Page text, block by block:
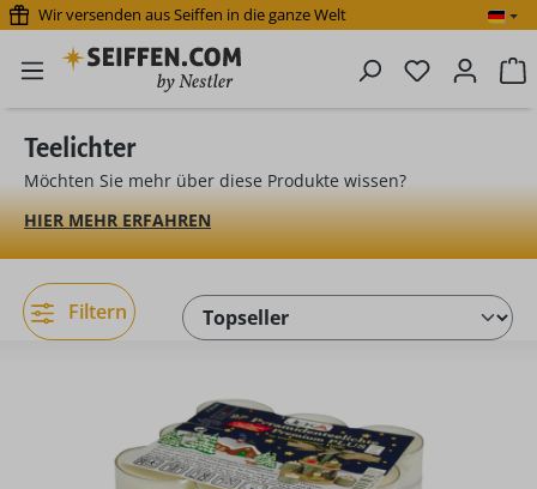
Zum Hauptinhalt springen
Wir versenden aus Seiffen in die ganze Welt
Du hast 0
Teelichter
Möchten Sie mehr über diese Produkte wissen?
HIER MEHR ERFAHREN
Filtern